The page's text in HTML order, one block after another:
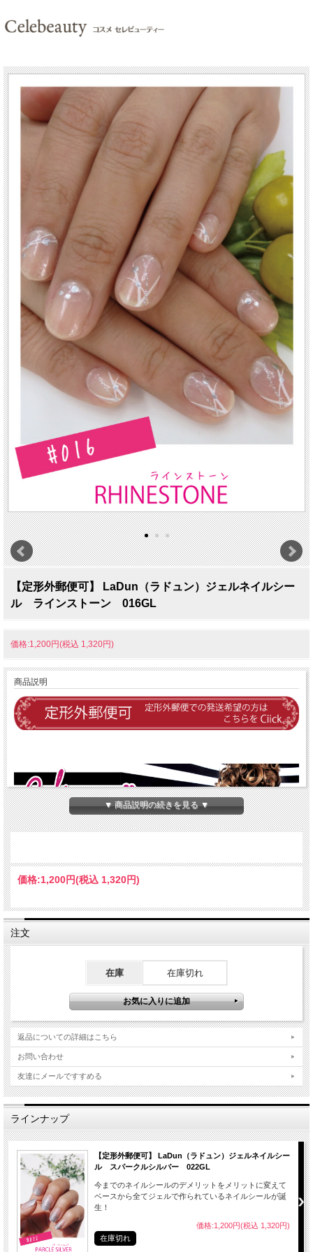
【定形外郵便可】 LaDun（ラドュン）ジェルネイルシー
ル ラインストーン 016GL
価格:1,200円(税込 1,320円)
商品説明
▼ 商品説明の続きを見る ▼
価格:1,200円(税込 1,320円)
注文
在庫 在庫切れ
返品についての詳細はこちら
お問い合わせ
友達にメールですすめる
ラインナップ
【定形外郵便可】 LaDun（ラドュン）ジェルネイルシー
ル スパークルシルバー 022GL
今までのネイルシールのデメリットをメリットに変えて
ベースから全てジェルで作られているネイルシールが誕
生！
価格:1,200円(税込 1,320円)
在庫切れ